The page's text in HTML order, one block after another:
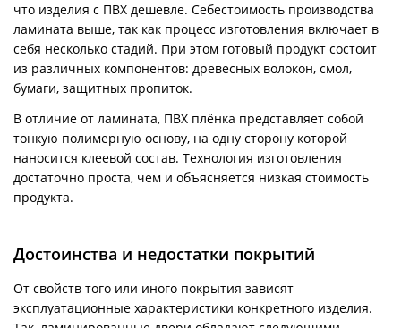
что изделия с ПВХ дешевле. Себестоимость производства
ламината выше, так как процесс изготовления включает в
себя несколько стадий. При этом готовый продукт состоит
из различных компонентов: древесных волокон, смол,
бумаги, защитных пропиток.
В отличие от ламината, ПВХ плёнка представляет собой
тонкую полимерную основу, на одну сторону которой
наносится клеевой состав. Технология изготовления
достаточно проста, чем и объясняется низкая стоимость
продукта.
Достоинства и недостатки покрытий
От свойств того или иного покрытия зависят
эксплуатационные характеристики конкретного изделия.